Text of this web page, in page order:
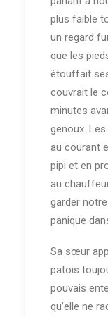
plus faible
un regard
que les
étouffait
couvrait le
minutes
genoux.
au courant
pipi et en
au
garder
panique
Sa sœur
patois
pouvais
qu’elle ne